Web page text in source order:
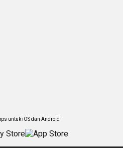
untuk iOS dan Android